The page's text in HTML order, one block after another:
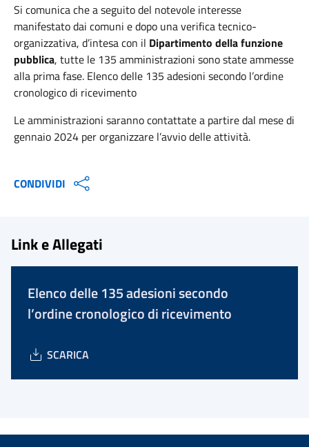
Si comunica che a seguito del notevole interesse
manifestato dai comuni e dopo una verifica tecnico-
organizzativa, d’intesa con il Dipartimento della funzione
pubblica, tutte le 135 amministrazioni sono state ammesse
alla prima fase. Elenco delle 135 adesioni secondo l’ordine
cronologico di ricevimento
Le amministrazioni saranno contattate a partire dal mese di
gennaio 2024 per organizzare l’avvio delle attività.
CONDIVIDI
Link e Allegati
Elenco delle 135 adesioni secondo
l’ordine cronologico di ricevimento
SCARICA